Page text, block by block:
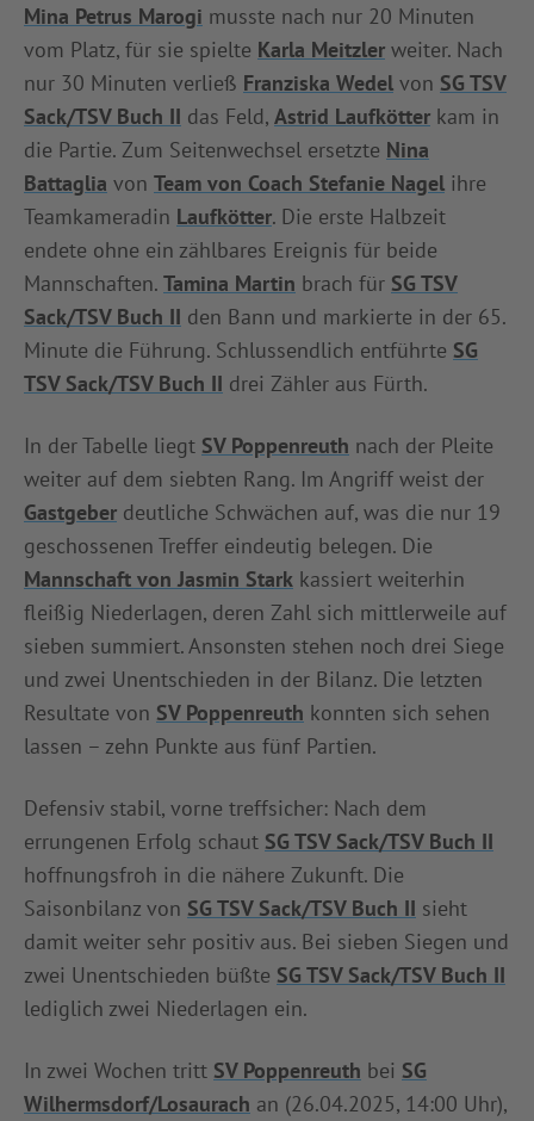
Mina Petrus Marogi musste nach nur 20 Minuten
vom Platz, für sie spielte Karla Meitzler weiter. Nach
nur 30 Minuten verließ Franziska Wedel von SG TSV
Sack/TSV Buch II das Feld, Astrid Laufkötter kam in
die Partie. Zum Seitenwechsel ersetzte Nina
Battaglia von Team von Coach Stefanie Nagel ihre
Teamkameradin Laufkötter. Die erste Halbzeit
endete ohne ein zählbares Ereignis für beide
Mannschaften. Tamina Martin brach für SG TSV
Sack/TSV Buch II den Bann und markierte in der 65.
Minute die Führung. Schlussendlich entführte SG
TSV Sack/TSV Buch II drei Zähler aus Fürth.
In der Tabelle liegt SV Poppenreuth nach der Pleite
weiter auf dem siebten Rang. Im Angriff weist der
Gastgeber deutliche Schwächen auf, was die nur 19
geschossenen Treffer eindeutig belegen. Die
Mannschaft von Jasmin Stark kassiert weiterhin
fleißig Niederlagen, deren Zahl sich mittlerweile auf
sieben summiert. Ansonsten stehen noch drei Siege
und zwei Unentschieden in der Bilanz. Die letzten
Resultate von SV Poppenreuth konnten sich sehen
lassen – zehn Punkte aus fünf Partien.
Defensiv stabil, vorne treffsicher: Nach dem
errungenen Erfolg schaut SG TSV Sack/TSV Buch II
hoffnungsfroh in die nähere Zukunft. Die
Saisonbilanz von SG TSV Sack/TSV Buch II sieht
damit weiter sehr positiv aus. Bei sieben Siegen und
zwei Unentschieden büßte SG TSV Sack/TSV Buch II
lediglich zwei Niederlagen ein.
In zwei Wochen tritt SV Poppenreuth bei SG
Wilhermsdorf/Losaurach an (26.04.2025, 14:00 Uhr),